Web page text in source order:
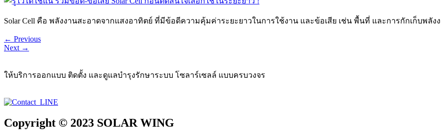
Solar Cell คือ พลังงานสะอาดจากแสงอาทิตย์ ที่มีข้อดีความคุ้มค่าระยะยาวในการใช้งาน และข้อเสีย เช่น พื้นที่ และการกักเก็บพลัง
← Previous
Next →
ให้บริการออกแบบ ติดตั้ง และดูแลบำรุงรักษาระบบ โซลาร์เซลล์ แบบครบวงจร
Copyright © 2023 SOLAR WING